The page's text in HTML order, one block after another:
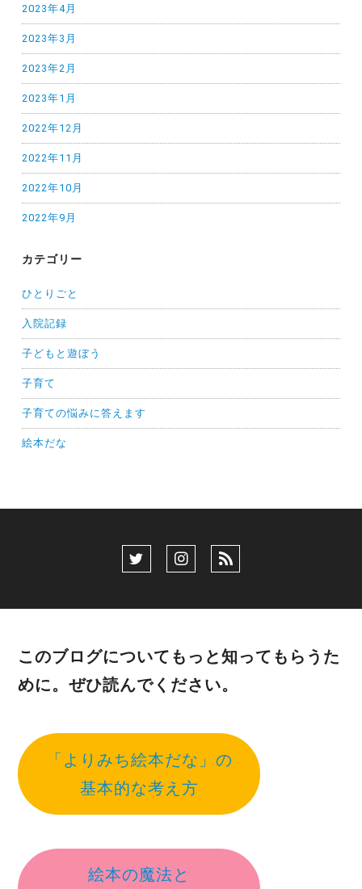
2023年4月
2023年3月
2023年2月
2023年1月
2022年12月
2022年11月
2022年10月
2022年9月
カテゴリー
ひとりごと
入院記録
子どもと遊ぼう
子育て
子育ての悩みに答えます
絵本だな
このブログについてもっと知ってもらうた
めに。ぜひ読んでください。
「よりみち絵本だな」の
基本的な考え方
絵本の魔法と